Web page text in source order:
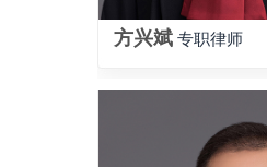
方兴斌 专职律师